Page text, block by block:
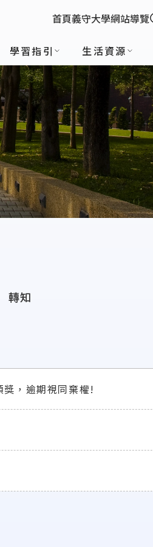
:::
首頁義守大學網站導覽
學習指引 生活資源
轉知
，逾期視同棄權!